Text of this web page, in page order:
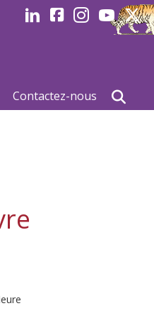
LinkedInFacebookInstagram
Youtube
Contactez-nous